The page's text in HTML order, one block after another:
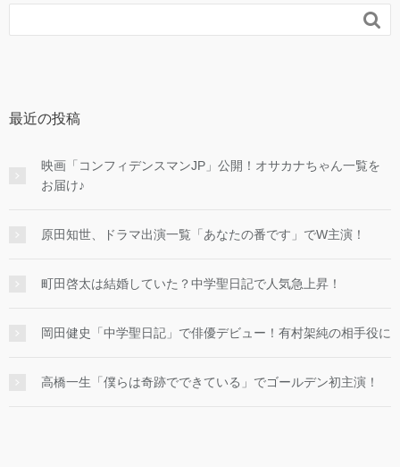

最近の投稿
映画「コンフィデンスマンJP」公開！オサカナちゃん一覧を
お届け♪
原田知世、ドラマ出演一覧「あなたの番です」でW主演！
町田啓太は結婚していた？中学聖日記で人気急上昇！
岡田健史「中学聖日記」で俳優デビュー！有村架純の相手役に
高橋一生「僕らは奇跡でできている」でゴールデン初主演！